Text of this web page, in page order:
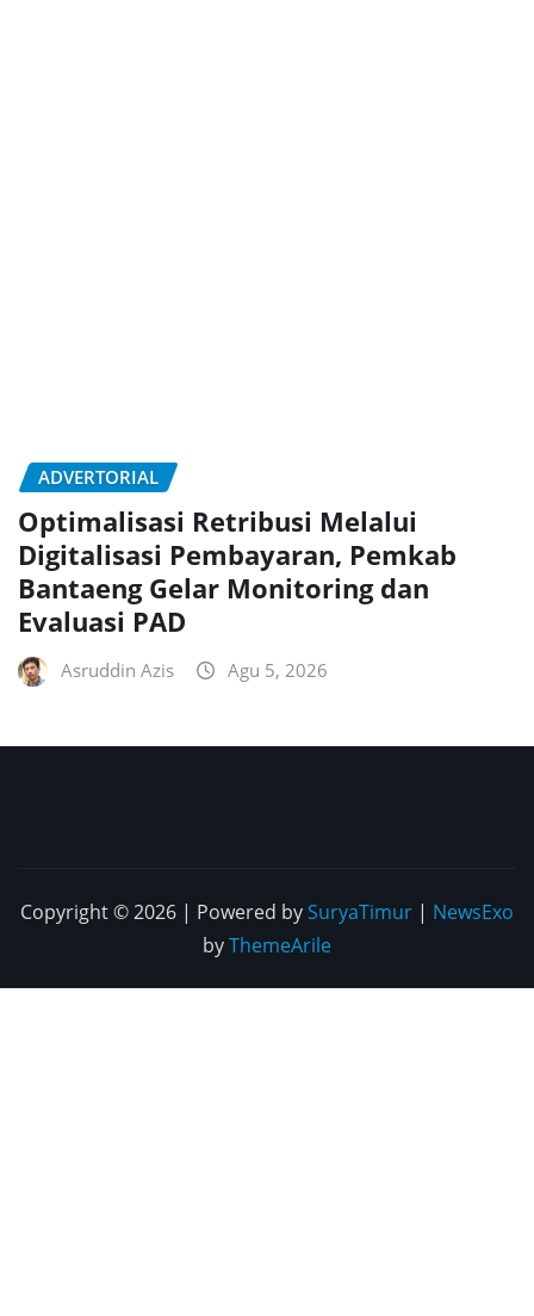
ADVERTORIAL
Optimalisasi Retribusi Melalui
Digitalisasi Pembayaran, Pemkab
Bantaeng Gelar Monitoring dan
Evaluasi PAD
Asruddin Azis Agu 5, 2026
Copyright © 2026 | Powered bySuryaTimur | NewsExo
byThemeArile